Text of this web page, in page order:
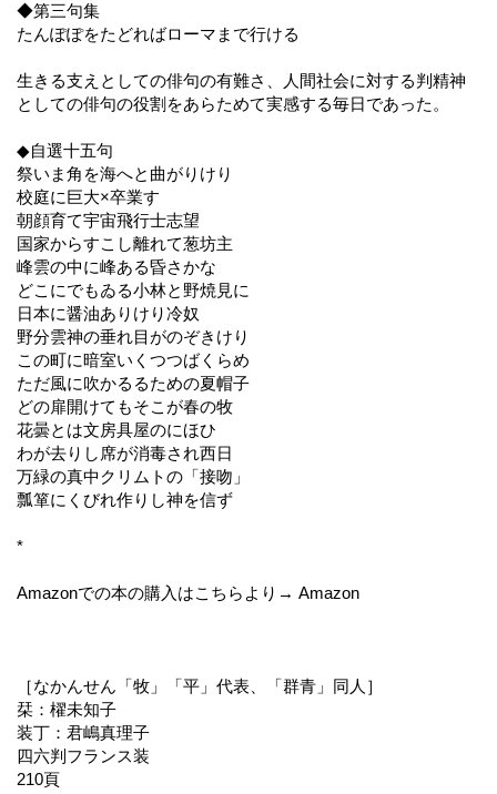
◆第三句集
たんぽぽをたどればローマまで行ける
生きる支えとしての俳句の有難さ、人間社会に対する判精神
としての俳句の役割をあらためて実感する毎日であった。
◆自選十五句
祭いま角を海へと曲がりけり
校庭に巨大×卒業す
朝顔育て宇宙飛行士志望
国家からすこし離れて葱坊主
峰雲の中に峰ある昏さかな
どこにでもゐる小林と野焼見に
日本に醤油ありけり冷奴
野分雲神の垂れ目がのぞきけり
この町に暗室いくつつばくらめ
ただ風に吹かるるための夏帽子
どの扉開けてもそこが春の牧
花曇とは文房具屋のにほひ
わが去りし席が消毒され西日
万緑の真中クリムトの「接吻」
瓢箪にくびれ作りし神を信ず
*
Amazonでの本の購入はこちらより→ Amazon
［なかんせん「牧」「平」代表、「群青」同人］
栞：櫂未知子
装丁：君嶋真理子
四六判フランス装
210頁